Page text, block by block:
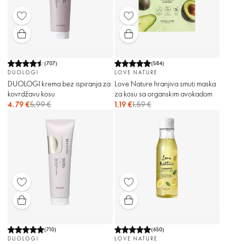
(707)
DUOLOGI
DUOLOGI krema bez ispiranja za
kovrdžavu kosu
4,79 €5,99 €
(584)
LOVE NATURE
Love Nature hranjiva smuti maska
za kosu sa organskim avokadom
1,19 €1,59 €
(710)
DUOLOGI
(650)
LOVE NATURE